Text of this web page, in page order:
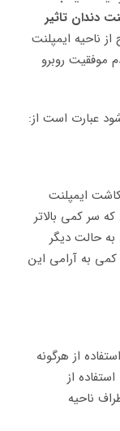
دندان تاثیر
ناحیه ایمپلنت
موفقیت روبرو
عبارت است از:
ایمپلنت
سر کمی بالاتر
حالت دیگر
کمی به آرامی این
از
ناحیه